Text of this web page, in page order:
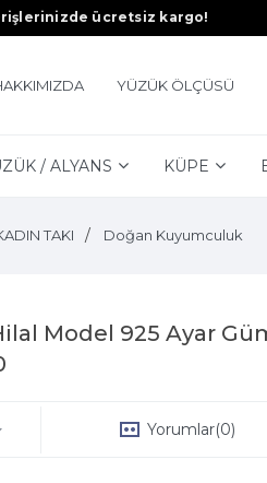
ücretsiz kargo!
YÜZÜK ÖLÇÜSÜ
/ ALYANS KÜPE
TAKI Doğan Kuyumculuk
Model 925 Ayar
Yorumlar(0)